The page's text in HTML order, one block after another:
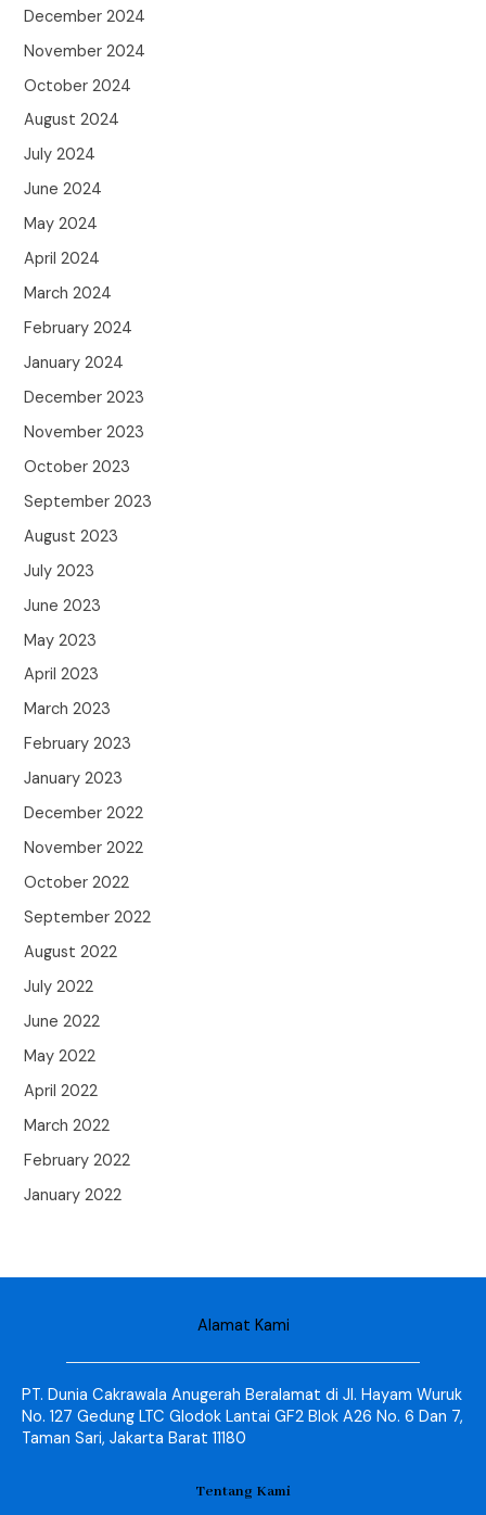
December 2024
November 2024
October 2024
August 2024
July 2024
June 2024
May 2024
April 2024
March 2024
February 2024
January 2024
December 2023
November 2023
October 2023
September 2023
August 2023
July 2023
June 2023
May 2023
April 2023
March 2023
February 2023
January 2023
December 2022
November 2022
October 2022
September 2022
August 2022
July 2022
June 2022
May 2022
April 2022
March 2022
February 2022
January 2022
Alamat Kami
PT. Dunia Cakrawala Anugerah Beralamat di Jl. Hayam Wuruk
No. 127 Gedung LTC Glodok Lantai GF2 Blok A26 No. 6 Dan 7,
Taman Sari, Jakarta Barat 11180
Tentang Kami